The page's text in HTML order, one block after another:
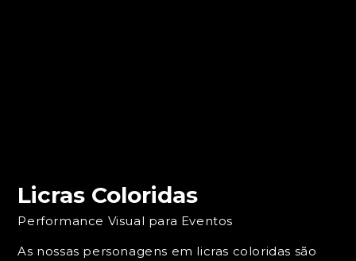
Licras Coloridas
Performance Visual para Eventos
As nossas personagens em licras coloridas são